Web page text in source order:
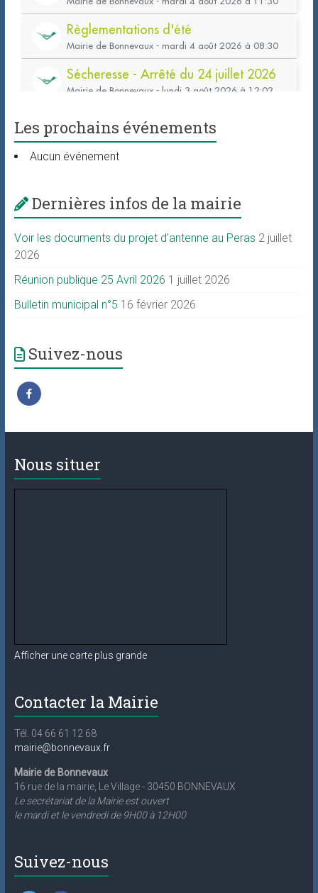
Les prochains événements
Aucun événement
Dernières infos de la mairie
Voir les documents du projet d’antenne au Peras 2 juillet
2026
Réunion publique 25 Avril 2026 1 juillet 2026
Bulletin municipal n°5 16 février 2026
Suivez-nous
Nous situer
Afficher une carte plus grande
Contacter la Mairie
Tél. 04 66 61 12 68
mairie@bonnevaux.fr
Mairie de Bonnevaux
16 rue de la mairie, Le Village - 30450 BONNEVAUX
Le secrétariat de la Mairie est ouvert
le mardi et le vendredi de 9H00 à 12H00
Suivez-nous